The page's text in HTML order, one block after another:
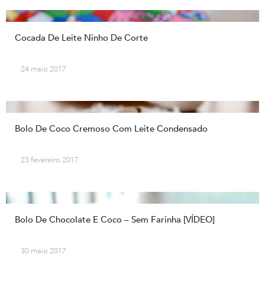
Cocada De Leite Ninho De Corte
24 maio 2017
Bolo De Coco Cremoso Com Leite Condensado
23 fevereiro 2017
Bolo De Chocolate E Coco – Sem Farinha [VÍDEO]
30 maio 2017